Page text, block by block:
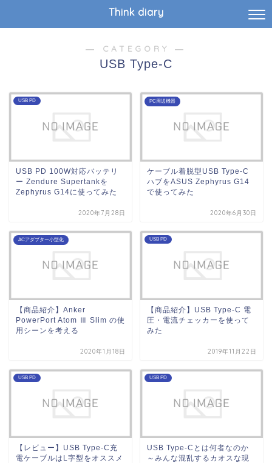
Think diary
― CATEGORY ―
USB Type-C
USB PD
USB PD 100W対応バッテリ
ー Zendure Supertankを
Zephyrus G14に使ってみた
2020年7月28日
PC周辺機器
ケーブル着脱型USB Type-C
ハブをASUS Zephyrus G14
で使ってみた
2020年6月30日
ACアダプター小型化
【商品紹介】Anker
PowerPort Atom Ⅲ Slim の使
用シーンを考える
2020年1月18日
USB PD
【商品紹介】USB Type-C 電
圧・電流チェッカーを使って
みた
2019年11月22日
USB PD
【レビュー】USB Type-C充
電ケーブルはL字型をオススメ
USB PD
USB Type-Cとは何者なのか
～みんな混乱するカオスな現